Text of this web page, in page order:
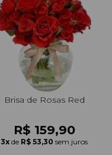
Brisa de Rosas Red
R$ 159,90
3x de R$ 53,30 sem juros